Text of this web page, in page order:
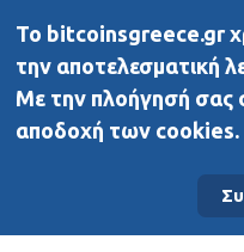
To bitcoinsgreece.gr
την αποτελεσματική
Με την πλοήγησή
αποδοχή των cookies.